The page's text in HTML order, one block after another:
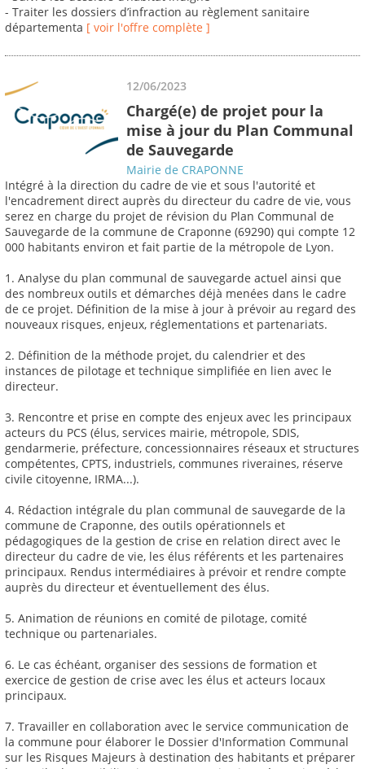
- Traiter les dossiers d’infraction au règlement sanitaire
départementa [ voir l'offre complète ]
12/06/2023
Chargé(e) de projet pour la
mise à jour du Plan Communal
de Sauvegarde
Mairie de CRAPONNE
Intégré à la direction du cadre de vie et sous l'autorité et
l'encadrement direct auprès du directeur du cadre de vie, vous
serez en charge du projet de révision du Plan Communal de
Sauvegarde de la commune de Craponne (69290) qui compte 12
000 habitants environ et fait partie de la métropole de Lyon.
1. Analyse du plan communal de sauvegarde actuel ainsi que
des nombreux outils et démarches déjà menées dans le cadre
de ce projet. Définition de la mise à jour à prévoir au regard des
nouveaux risques, enjeux, réglementations et partenariats.
2. Définition de la méthode projet, du calendrier et des
instances de pilotage et technique simplifiée en lien avec le
directeur.
3. Rencontre et prise en compte des enjeux avec les principaux
acteurs du PCS (élus, services mairie, métropole, SDIS,
gendarmerie, préfecture, concessionnaires réseaux et structures
compétentes, CPTS, industriels, communes riveraines, réserve
civile citoyenne, IRMA...).
4. Rédaction intégrale du plan communal de sauvegarde de la
commune de Craponne, des outils opérationnels et
pédagogiques de la gestion de crise en relation direct avec le
directeur du cadre de vie, les élus référents et les partenaires
principaux. Rendus intermédiaires à prévoir et rendre compte
auprès du directeur et éventuellement des élus.
5. Animation de réunions en comité de pilotage, comité
technique ou partenariales.
6. Le cas échéant, organiser des sessions de formation et
exercice de gestion de crise avec les élus et acteurs locaux
principaux.
7. Travailler en collaboration avec le service communication de
la commune pour élaborer le Dossier d'Information Communal
sur les Risques Majeurs à destination des habitants et préparer